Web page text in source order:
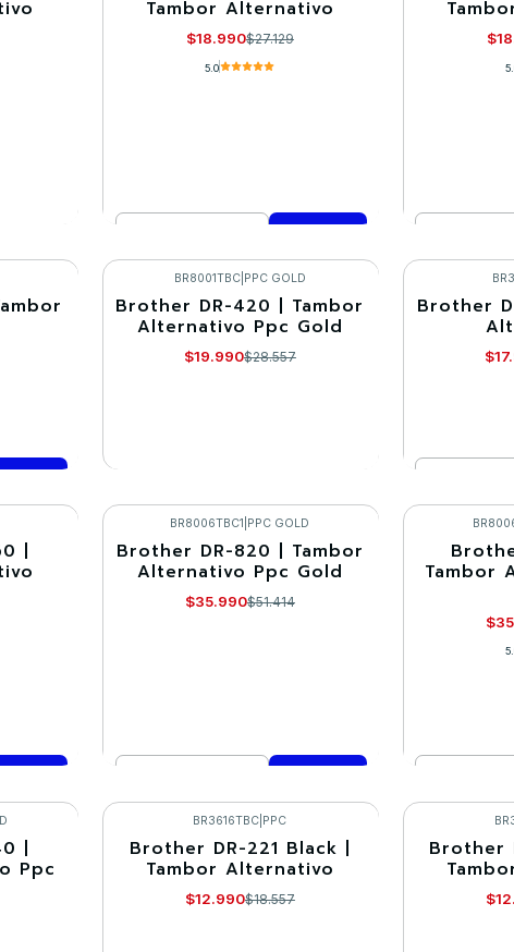
Tambor Alternativo
$18.990$27.129
5.0
Comprar ahora
-30%
BR8001TBC| PPC GOLD
Brother DR-420 | Tambor
Alternativo Ppc Gold
$19.990$28.557
VER DETALLES
-30%
Brother
| -30%
BR8006TBC1 PPC GOLD
Brother DR-820 | Tambor
Alternativo Ppc Gold
$35.990$51.414
Comprar ahora
-30%
Tambor
|
Ppc
-30%
BR3616TBC PPC
Brother DR-221 Black |
Tambor Alternativo
$12.990$18.557
-30%
Brother